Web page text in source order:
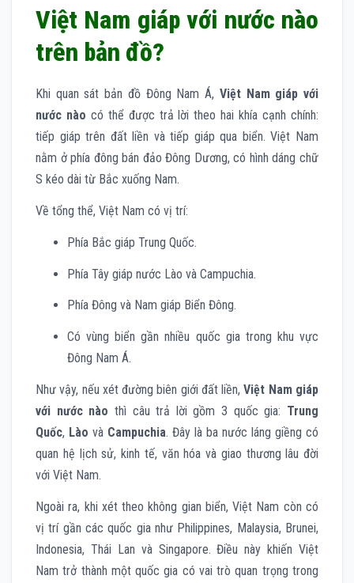
Việt Nam giáp với nước nào
trên bản đồ?
Khi quan sát bản đồ Đông Nam Á, Việt Nam giáp với
nước nào có thể được trả lời theo hai khía cạnh chính:
tiếp giáp trên đất liền và tiếp giáp qua biển. Việt Nam
nằm ở phía đông bán đảo Đông Dương, có hình dáng chữ
S kéo dài từ Bắc xuống Nam.
Về tổng thể, Việt Nam có vị trí:
Phía Bắc giáp Trung Quốc.
Phía Tây giáp nước Lào và Campuchia.
Phía Đông và Nam giáp Biển Đông.
Có vùng biển gần nhiều quốc gia trong khu vực
Đông Nam Á.
Như vậy, nếu xét đường biên giới đất liền,Việt Nam giáp
với nước nào thì câu trả lời gồm 3 quốc gia: Trung
Quốc, Lào và Campuchia. Đây là ba nước láng giềng có
quan hệ lịch sử, kinh tế, văn hóa và giao thương lâu đời
với Việt Nam.
Ngoài ra, khi xét theo không gian biển, Việt Nam còn có
vị trí gần các quốc gia như Philippines, Malaysia, Brunei,
Indonesia, Thái Lan và Singapore. Điều này khiến Việt
Nam trở thành một quốc gia có vai trò quan trọng trong